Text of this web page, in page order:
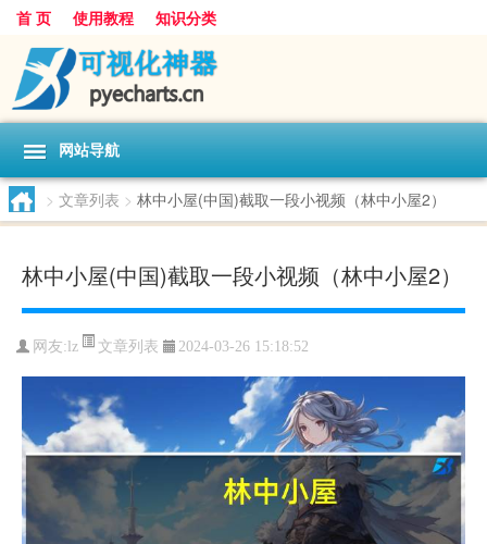
首 页 使用教程 知识分类
网站导航
> 文章列表 > 林中小屋(中国)截取一段小视频（林中小屋2）
林中小屋(中国)截取一段小视频（林中小屋2）
网友: lz 文章列表 2024-03-26 15:18:52